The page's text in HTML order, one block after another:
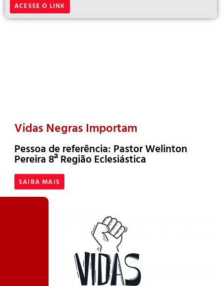
ACESSE O LINK
Vidas Negras Importam
Pessoa de referência: Pastor Welinton
Pereira 8ª Região Eclesiástica
SAIBA MAIS